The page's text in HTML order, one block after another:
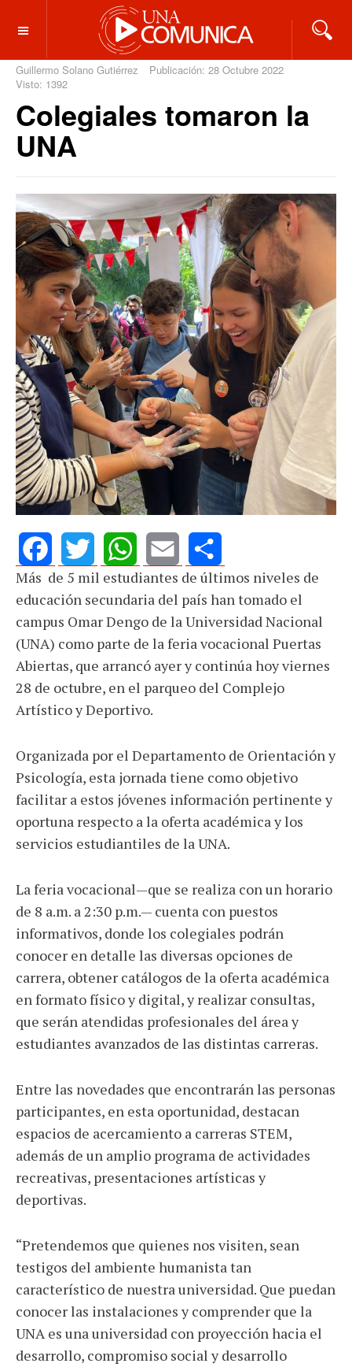
OFF CANVAS
Guillermo Solano Gutiérrez
Publicación: 28 Octubre 2022
Visto: 1392
Colegiales tomaron la
UNA
FacebookTwitterWhatsApp
Email Share
Más de 5 mil estudiantes de últimos niveles de
educación secundaria del país han tomado el
campus Omar Dengo de la Universidad Nacional
(UNA) como parte de la feria vocacional Puertas
Abiertas, que arrancó ayer y continúa hoy viernes
28 de octubre, en el parqueo del Complejo
Artístico y Deportivo.
Organizada por el Departamento de Orientación y
Psicología, esta jornada tiene como objetivo
facilitar a estos jóvenes información pertinente y
oportuna respecto a la oferta académica y los
servicios estudiantiles de la UNA.
La feria vocacional—que se realiza con un horario
de 8 a.m. a 2:30 p.m.— cuenta con puestos
informativos, donde los colegiales podrán
conocer en detalle las diversas opciones de
carrera, obtener catálogos de la oferta académica
en formato físico y digital, y realizar consultas,
que serán atendidas profesionales del área y
estudiantes avanzados de las distintas carreras.
Entre las novedades que encontrarán las personas
participantes, en esta oportunidad, destacan
espacios de acercamiento a carreras STEM,
además de un amplio programa de actividades
recreativas, presentaciones artísticas y
deportivas.
“Pretendemos que quienes nos visiten, sean
testigos del ambiente humanista tan
característico de nuestra universidad. Que puedan
conocer las instalaciones y comprender que la
UNA es una universidad con proyección hacia el
desarrollo, compromiso social y desarrollo